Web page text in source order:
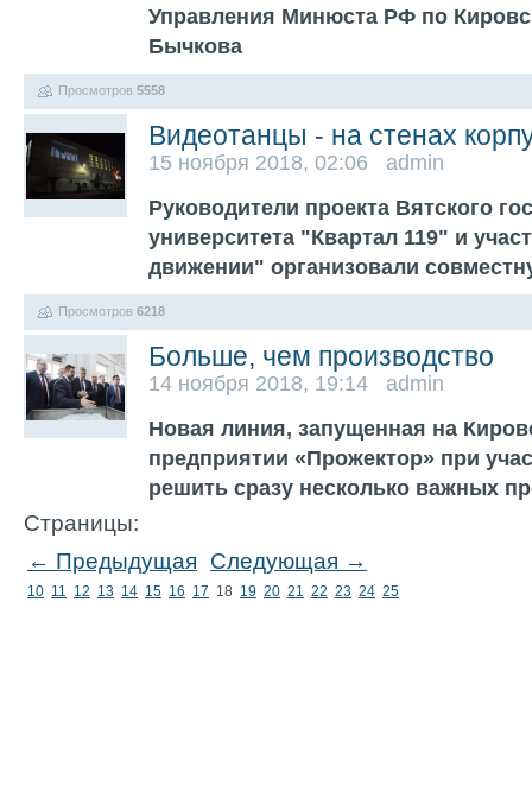
Управления Минюста РФ по
Бычкова
Просмотров 5558
Видеотанцы - на стенах
15 ноября 2018, 02:06 admin
Руководители проекта Вятского
университета "Квартал 119" и
движении" организовали
Просмотров 6218
Больше, чем производство
14 ноября 2018, 19:14 admin
Новая линия, запущенная на
предприятии «Прожектор» при
решить сразу несколько важных
Страницы:
← Предыдущая Следующая →
10 11 12 13 14 15 16 17 18 19 20 21 22 23 24 25